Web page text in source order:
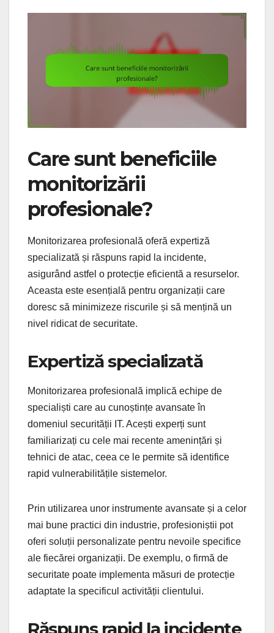
Care sunt beneficiile
monitorizării
profesionale?
Monitorizarea profesională oferă expertiză
specializată și răspuns rapid la incidente,
asigurând astfel o protecție eficientă a resurselor.
Aceasta este esențială pentru organizații care
doresc să minimizeze riscurile și să mențină un
nivel ridicat de securitate.
Expertiză specializată
Monitorizarea profesională implică echipe de
specialiști care au cunoștințe avansate în
domeniul securității IT. Acești experți sunt
familiarizați cu cele mai recente amenințări și
tehnici de atac, ceea ce le permite să identifice
rapid vulnerabilitățile sistemelor.
Prin utilizarea unor instrumente avansate și a celor
mai bune practici din industrie, profesioniștii pot
oferi soluții personalizate pentru nevoile specifice
ale fiecărei organizații. De exemplu, o firmă de
securitate poate implementa măsuri de protecție
adaptate la specificul activității clientului.